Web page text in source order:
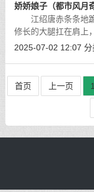
娇娇娘子（都市风月
江绍唐赤条条地跪
修长的大腿扛在肩上
不慢地抽插着秦颖惠
2025-07-02 12:07 分
首页 上一页 1